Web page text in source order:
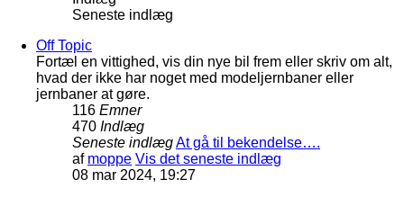
Seneste indlæg
Off Topic
Fortæl en vittighed, vis din nye bil frem eller skriv om alt,
hvad der ikke har noget med modeljernbaner eller
jernbaner at gøre.
116 Emner
470 Indlæg
Seneste indlægAt gå til bekendelse….
af moppe Vis det seneste indlæg
08 mar 2024, 19:27